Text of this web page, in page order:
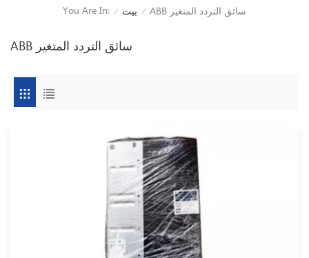
You Are In: / بيت / ABB سائق التردد المتغير
ABB سائق التردد المتغير